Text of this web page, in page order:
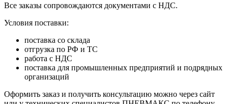
Все заказы сопровождаются документами с НДС.
Условия поставки:
поставка со склада
отгрузка по РФ и ТС
работа с НДС
поставка для промышленных предприятий и подрядных
организаций
Оформить заказ и получить консультацию можно через сайт